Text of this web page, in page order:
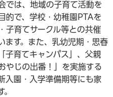
では、地域の子育て活動を
的で、学校・幼稚園PTAを
子育てサークル等との共催
ます。また、乳幼児期・思春
子育てキャンパス」、父親
やじの出番！」を実施する
入園・入学準備期等にも家